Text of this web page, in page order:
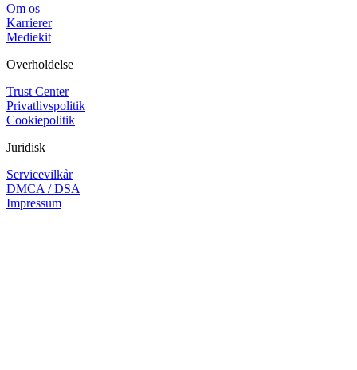
Om os
Karrierer
Mediekit
Overholdelse
Trust Center
Privatlivspolitik
Cookiepolitik
Juridisk
Servicevilkår
DMCA / DSA
Impressum